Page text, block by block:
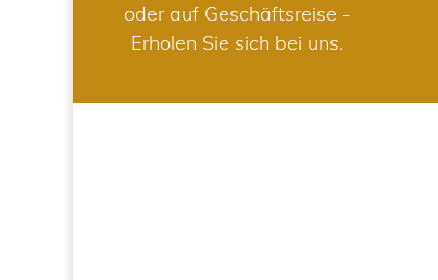
oder auf Geschäftsreise -
Erholen Sie sich bei uns.